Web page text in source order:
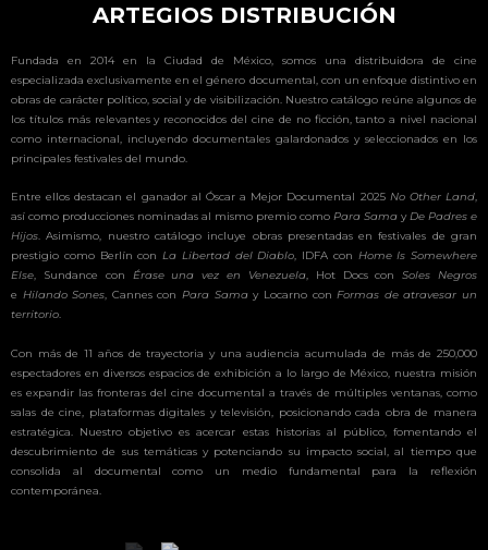
ARTEGIOS DISTRIBUCIÓN
Fundada en 2014 en la Ciudad de México, somos una distribuidora de cine
especializada exclusivamente en el género documental, con un enfoque distintivo en
obras de carácter político, social y de visibilización. Nuestro catálogo reúne algunos de
los títulos más relevantes y reconocidos del cine de no ficción, tanto a nivel nacional
como internacional, incluyendo documentales galardonados y seleccionados en los
principales festivales del mundo.
Entre ellos destacan el ganador al Óscar a Mejor Documental 2025 No Other Land,
así como producciones nominadas al mismo premio como Para Sama yDe Padres e
Hijos. Asimismo, nuestro catálogo incluye obras presentadas en festivales de gran
prestigio como Berlín con La Libertad del Diablo, IDFA con Home Is Somewhere
Else, Sundance con Érase una vez en Venezuela, Hot Docs conSoles Negros
e Hilando Sones, Cannes conPara Samay Locarno conFormas de atravesar un
territorio.
Con más de 11 años de trayectoria y una audiencia acumulada de más de 250,000
espectadores en diversos espacios de exhibición a lo largo de México, nuestra misión
es expandir las fronteras del cine documental a través de múltiples ventanas, como
salas de cine, plataformas digitales y televisión, posicionando cada obra de manera
estratégica. Nuestro objetivo es acercar estas historias al público, fomentando el
descubrimiento de sus temáticas y potenciando su impacto social, al tiempo que
consolida al documental como un medio fundamental para la reflexión
contemporánea.